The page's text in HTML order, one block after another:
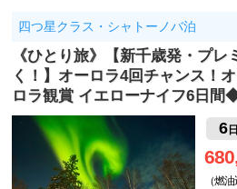
四つ星クラス・シャトーノバ泊
《ひとり旅》【新千歳発・プ
く！】オーロラ4回チャンス！
ロラ観賞 イエローナイフ6日
6
（燃油